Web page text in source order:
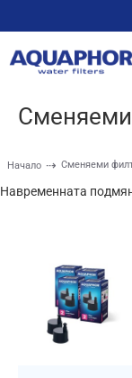
Начало Сменяеми
Навременната